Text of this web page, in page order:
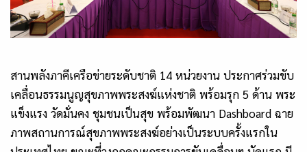
สานพลังภาคีเครือข่ายระดับชาติ 14 หน่วยงาน ประกาศร่วมขับ
เคลื่อนธรรมนูญสุขภาพพระสงฆ์แห่งชาติ พร้อมรุก 5 ด้าน พระ
แข็งแรง วัดมั่นคง ชุมชนเป็นสุข พร้อมพัฒนา Dashboard ฉาย
ภาพสถานการณ์สุขภาพพระสงฆ์อย่างเป็นระบบครั้งแรกใน